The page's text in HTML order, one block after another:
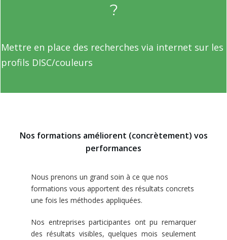
?
Mettre en place des recherches via internet sur les
profils DISC/couleurs
Nos formations améliorent (concrètement) vos
performances
Nous prenons un grand soin à ce que nos
formations vous apportent des résultats concrets
une fois les méthodes appliquées.
Nos entreprises participantes ont pu remarquer
des résultats visibles, quelques mois seulement